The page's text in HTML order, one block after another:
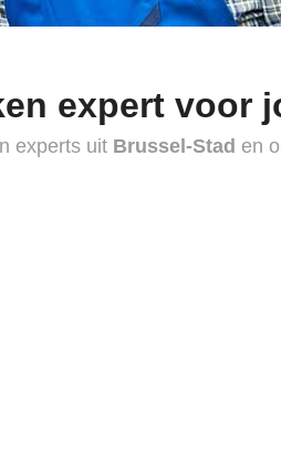
expert voor
experts uit Brussel-Stad en